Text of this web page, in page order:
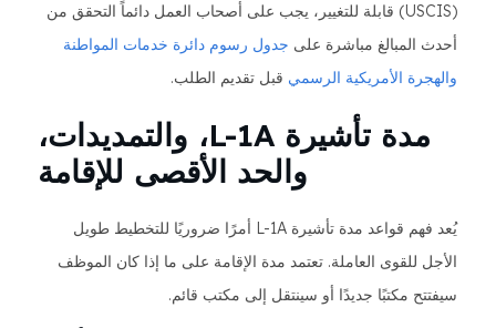
(USCIS) قابلة للتغيير، يجب على أصحاب العمل دائماً التحقق من
أحدث المبالغ مباشرة على جدول رسوم دائرة خدمات المواطنة
والهجرة الأمريكية الرسمي قبل تقديم الطلب.
مدة تأشيرة L-1A، والتمديدات،
والحد الأقصى للإقامة
يُعد فهم قواعد مدة تأشيرة L-1A أمرًا ضروريًا للتخطيط طويل
الأجل للقوى العاملة. تعتمد مدة الإقامة على ما إذا كان الموظف
سيفتتح مكتبًا جديدًا أو سينتقل إلى مكتب قائم.